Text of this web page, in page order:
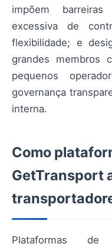
impõem
excessiva de
flexibilidade; e
grandes membros
pequenos
governança
interna.
Como
GetTransport
Plataformas